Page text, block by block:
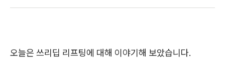
오늘은 쓰리딥 리프팅에 대해 이야기해 보았습니다.